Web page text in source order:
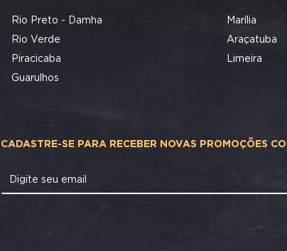
Rio Preto - Damha
Marília
Rio Verde
Araçatuba
Piracicaba
Limeira
Guarulhos
CADASTRE-SE PARA RECEBER NOVAS PROMOÇÕES
Digite seu email